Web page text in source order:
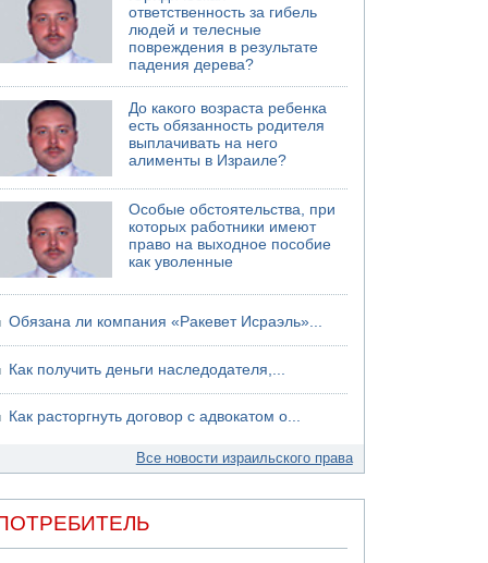
04.08.2026 13:48
Американцы за пять месяцев израсходовали
все запасы ракет
ответственность за гибель
людей и телесные
повреждения в результате
падения дерева?
До какого возраста ребенка
есть обязанность родителя
выплачивать на него
алименты в Израиле?
Особые обстоятельства, при
которых работники имеют
право на выходное пособие
как уволенные
Обязана ли компания «Ракевет Исраэль»...
Как получить деньги наследодателя,...
Как расторгнуть договор с адвокатом о...
Все новости израильского права